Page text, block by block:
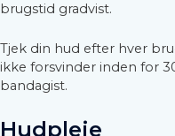
brugstid gradvist.
Tjek din hud efter hver
ikke forsvinder inden for
bandagist.
Hudpleje